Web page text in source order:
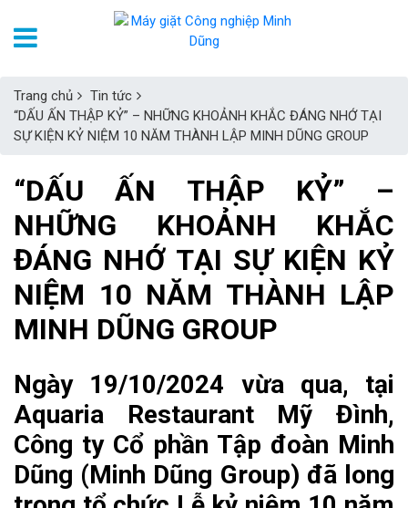
Trang chủ
Tin tức
“DẤU ẤN THẬP KỶ” – NHỮNG KHOẢNH KHẮC ĐÁNG NHỚ TẠI
SỰ KIỆN KỶ NIỆM 10 NĂM THÀNH LẬP MINH DŨNG GROUP
“DẤU ẤN THẬP KỶ” –
NHỮNG KHOẢNH KHẮC
ĐÁNG NHỚ TẠI SỰ KIỆN KỶ
NIỆM 10 NĂM THÀNH LẬP
MINH DŨNG GROUP
Ngày 19/10/2024 vừa qua, tại
Aquaria Restaurant Mỹ Đình,
Công ty Cổ phần Tập đoàn Minh
Dũng (Minh Dũng Group) đã long